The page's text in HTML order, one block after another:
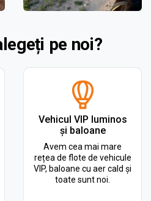
pe noi?
Vehicul VIP luminos
și baloane
Avem cea mai mare
rețea de flote de vehicule
VIP, baloane cu aer cald și
toate sunt noi.